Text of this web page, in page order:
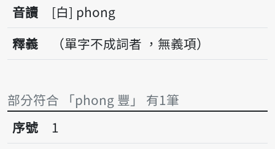
音讀
白 phong
釋義
（單字不成詞者 ，無義項）
部分符合 「phong 豐」 有1筆
序號1豐沛
序號
1